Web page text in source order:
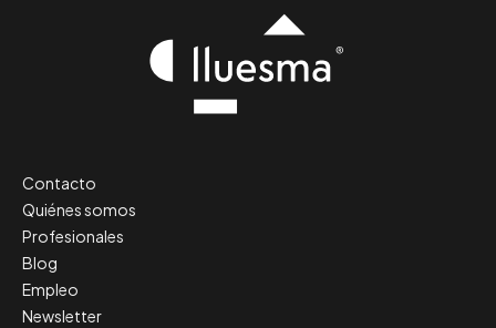
Contacto
Quiénes somos
Profesionales
Blog
Empleo
Newsletter